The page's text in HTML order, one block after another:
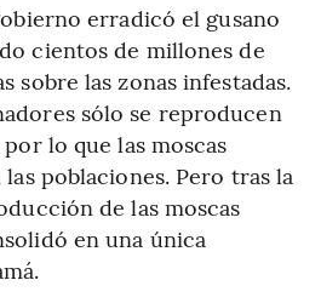
erradicó el gusano
cientos de millones de
sobre las zonas infestadas.
sólo se reproducen
lo que las moscas
poblaciones. Pero tras la
de las moscas
en una única